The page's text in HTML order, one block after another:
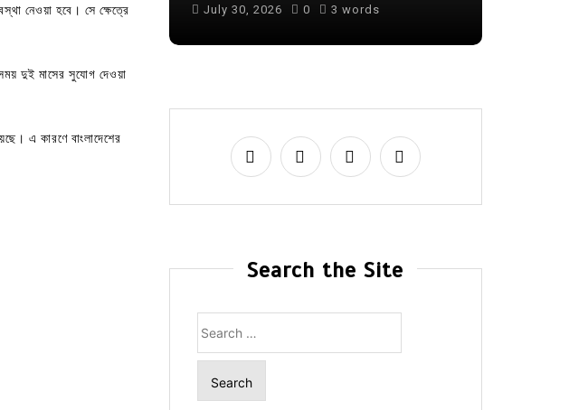
নেওয়া হবে। সে ক্ষেত্রে
দুই মাসের সুযোগ দেওয়া
এ কারণে বাংলাদেশের
0 July 30, 2026 0 3 words
Search the Site
for: